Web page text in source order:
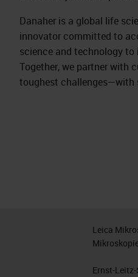
Danaher is a global life
innovator committed to
science and technology
Together, we partner with
toughest challenges—with
Leica
Ernst-